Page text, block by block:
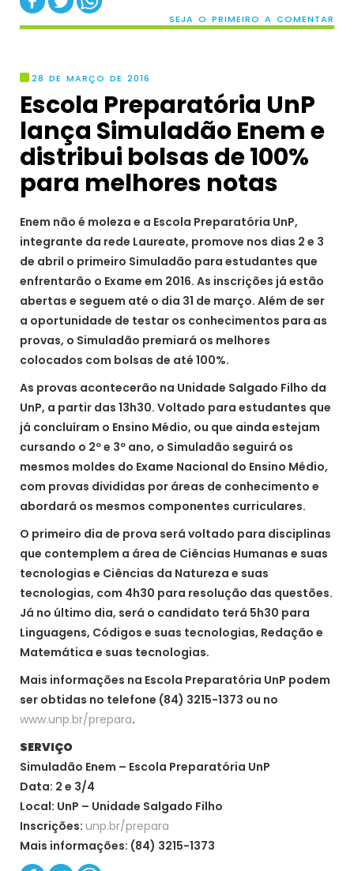
SEJA O PRIMEIRO A COMENTAR
28 DE MARÇO DE 2016
Escola Preparatória UnP
lança Simuladão Enem e
distribui bolsas de 100%
para melhores notas
Enem não é moleza e a Escola Preparatória UnP,
integrante da rede Laureate, promove nos dias 2 e 3
de abril o primeiro Simuladão para estudantes que
enfrentarão o Exame em 2016. As inscrições já estão
abertas e seguem até o dia 31 de março. Além de ser
a oportunidade de testar os conhecimentos para as
provas, o Simuladão premiará os melhores
colocados com bolsas de até 100%.
As provas acontecerão na Unidade Salgado Filho da
UnP, a partir das 13h30. Voltado para estudantes que
já concluíram o Ensino Médio, ou que ainda estejam
cursando o 2º e 3º ano, o Simuladão seguirá os
mesmos moldes do Exame Nacional do Ensino Médio,
com provas divididas por áreas de conhecimento e
abordará os mesmos componentes curriculares.
O primeiro dia de prova será voltado para disciplinas
que contemplem a área de Ciências Humanas e suas
tecnologias e Ciências da Natureza e suas
tecnologias, com 4h30 para resolução das questões.
Já no último dia, será o candidato terá 5h30 para
Linguagens, Códigos e suas tecnologias, Redação e
Matemática e suas tecnologias.
Mais informações na Escola Preparatória UnP podem
ser obtidas no telefone (84) 3215-1373 ou no
www.unp.br/prepara.
SERVIÇO
Simuladão Enem – Escola Preparatória UnP
Data: 2 e 3/4
Local: UnP – Unidade Salgado Filho
Inscrições: unp.br/prepara
Mais informações: (84) 3215-1373